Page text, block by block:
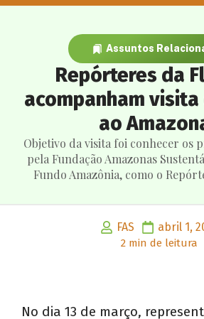
Assuntos
Repórteres da
acompanham visita
ao
Objetivo da visita foi conhecer os
pela Fundação Amazonas
Fundo Amazônia, como o
FAS abril 1,
2 min de leitura
No dia 13 de março,